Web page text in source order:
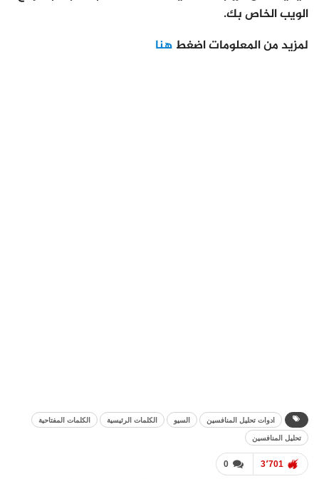
الويب الخاص بك.
لمزيد من المعلومات اضغط هنا
ادوات تحليل المنافسين السيو الكلمات الرئيسية
الكلمات المفتاحية
تحليل المنافسين
0 3٬701